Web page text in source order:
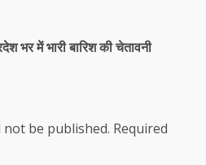
भर में भारी बारिश की चेतावनी
not be published. Required